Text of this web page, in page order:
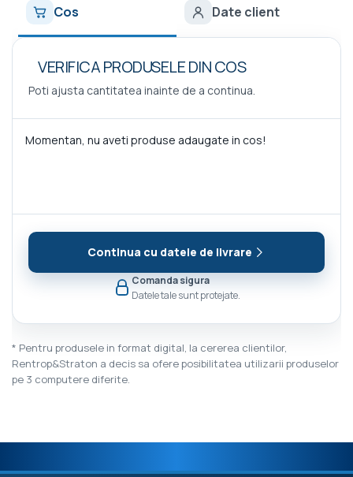
Cos Date client
VERIFICA PRODUSELE DIN COS
Poti ajusta cantitatea inainte de a continua.
Momentan, nu aveti produse adaugate in cos!
Comanda sigura
Datele tale sunt protejate.
Continua cu datele de livrare
* Pentru produsele in format digital, la cererea clientilor,
Rentrop&Straton a decis sa ofere posibilitatea utilizarii produselor
pe 3 computere diferite.